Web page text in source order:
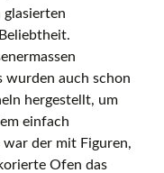
auch schon
hergestellt, um
einfach
der mit Figuren,
Ofen das